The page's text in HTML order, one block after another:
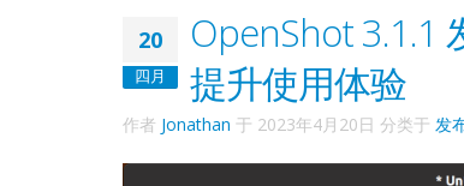
20
四月
OpenShot 3.1.1
提升使用体验
作者 Jonathan 于 2023年4月20日 分类于 发